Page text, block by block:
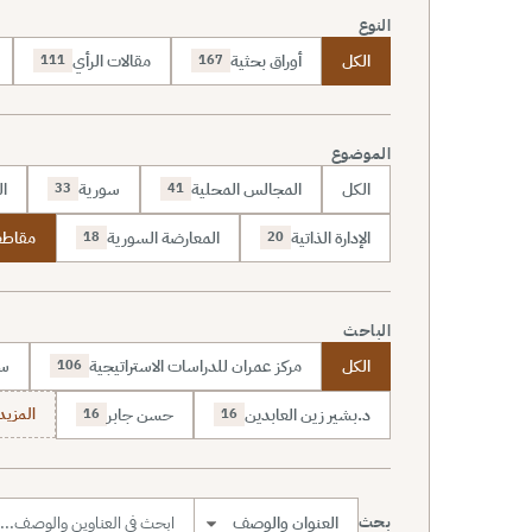
النوع
الكل أوراق بحثية 167 مقالات الرأي 111
الموضوع
الكل المجالس المحلية 41 سورية 33
الإدارة الذاتية 20 المعارضة السورية 18
الباحث
الكل مركز عمران للدراسات الاستراتيجية 106
د.بشير زين العابدين 16 حسن جابر 16 المزيد
بحث